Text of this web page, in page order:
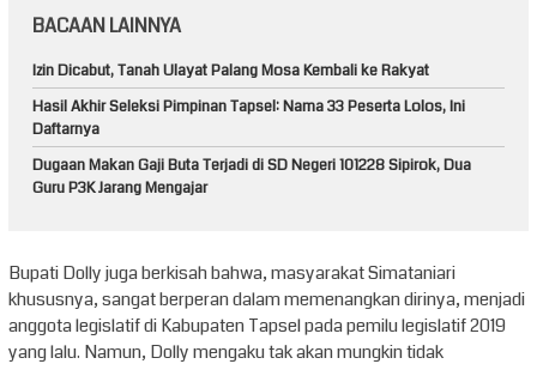
BACAAN LAINNYA
Izin Dicabut, Tanah Ulayat Palang Mosa Kembali ke Rakyat
Hasil Akhir Seleksi Pimpinan Tapsel: Nama 33 Peserta Lolos, Ini
Daftarnya
Dugaan Makan Gaji Buta Terjadi di SD Negeri 101228 Sipirok, Dua
Guru P3K Jarang Mengajar
Bupati Dolly juga berkisah bahwa, masyarakat Simataniari
khususnya, sangat berperan dalam memenangkan dirinya, menjadi
anggota legislatif di Kabupaten Tapsel pada pemilu legislatif 2019
yang lalu. Namun, Dolly mengaku tak akan mungkin tidak